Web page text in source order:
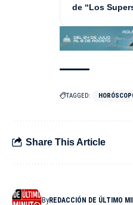
de “Los
TAGGED:
Share This Article
ByREDACCIÓN DE ÚLTIMO